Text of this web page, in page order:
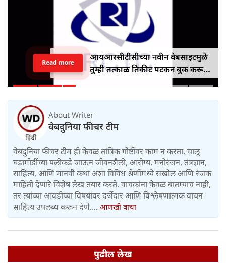
आयआरसीटीसीच्या नवीन वेबसाइटमुळे
तुम्ही तत्काळ तिकीट पटकन बुक करू
Read more
About Writer
वेबदुनिया फीचर टीम
वेबदुनिया फीचर टीम ही केवळ तांत्रिक गोष्टींवर काम न करता, चालू
घडामोडींच्या पलीकडे जाऊन जीवनशैली, आरोग्य, मनोरंजन, तंत्रज्ञान,
साहित्य, आणि मानवी कथा अशा विविध श्रेणींमध्ये सखोल आणि रंजक
माहिती देणारे विशेष लेख तयार करते. वाचकांना केवळ बातम्याच नाही,
तर त्यांच्या आवडीच्या विषयांवर दर्जेदार आणि विश्लेषणात्मक वाचन
साहित्य उपलब्ध करून देणे.... आणखी वाचा
पुढील लेख